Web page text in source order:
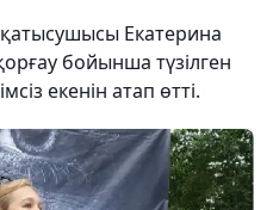
Екатерина
бойынша түзілген
екенін атап өтті.